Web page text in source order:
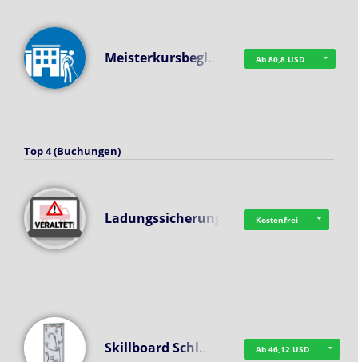
Meisterkursbegl… Ab 80,8 USD
Top 4 (Buchungen)
Ladungssicherung Kostenfrei
Skillboard Schl… Ab 46,12 USD